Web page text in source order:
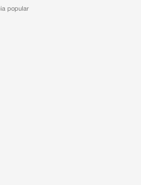
popular